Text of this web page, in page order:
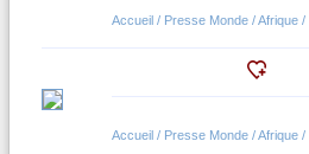
Accueil / Presse Monde / Afrique
Accueil / Presse Monde / Afrique